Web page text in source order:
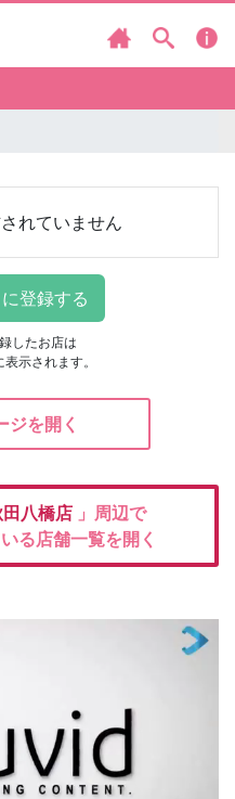
れていません
したお店は
表示されます。
ジを開く
八橋店 」周辺で
る店舗一覧を開く